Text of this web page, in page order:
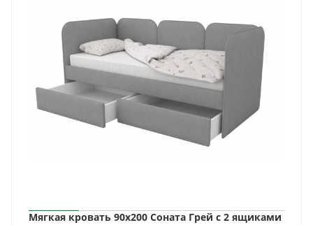
Мягкая кровать 90х200 Соната Грей с 2 ящиками